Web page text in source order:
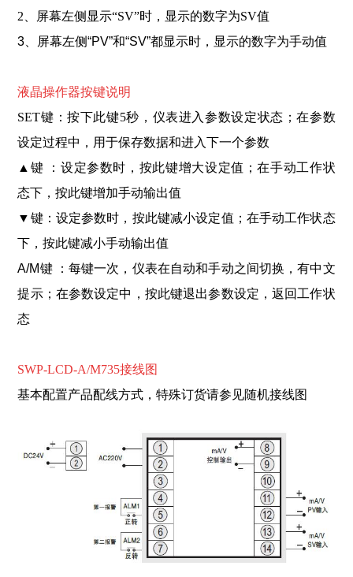
2、屏幕左侧显示“SV”时，显示的数字为SV值
3、屏幕左侧“PV”和“SV”都显示时，显示的数字为手动值
液晶操作器按键说明
SET键：按下此键5秒，仪表进入参数设定状态；在参数
设定过程中，用于保存数据和进入下一个参数
▲键 ：设定参数时，按此键增大设定值；在手动工作状
态下，按此键增加手动输出值
▼键： 设定参数时，按此键减小设定值；在手动工作状态
下，按此键减小手动输出值
A/M键 ：每键一次，仪表在自动和手动之间切换，有中文
提示；在参数设定中，按此键退出参数设定，返回工作状
态
SWP-LCD-A/M735接线图
基本配置产品配线方式，特殊订货请参见随机接线图